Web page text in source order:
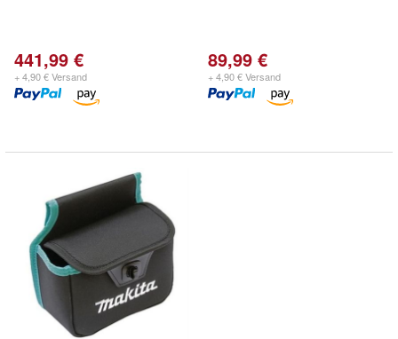
441,99 €
+ 4,90 € Versand
89,99 €
+ 4,90 € Versand